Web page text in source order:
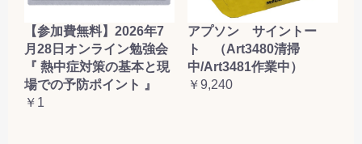
【参加費無料】2026年7
月28日オンライン勉強会
『 熱中症対策の基本と現
場での予防ポイント 』
￥1
アプソン サイントー
ト （Art3480清掃
中/Art3481作業中）
￥9,240